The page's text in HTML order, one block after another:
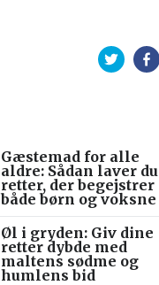
Gæstemad for alle
aldre: Sådan laver du
retter, der begejstrer
både børn og voksne
Øl i gryden: Giv dine
retter dybde med
maltens sødme og
humlens bid